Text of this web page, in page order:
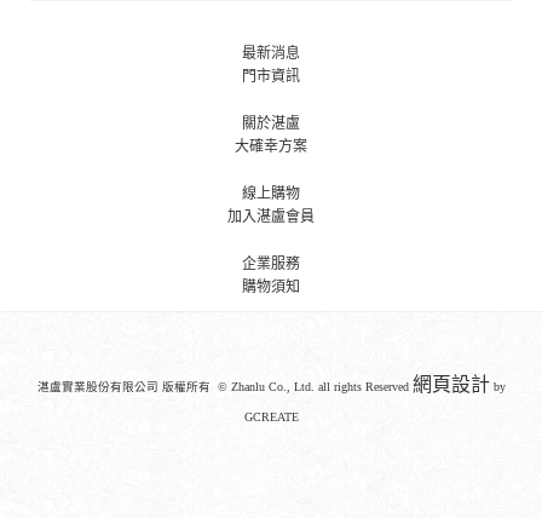
最新消息
門市資訊
關於湛盧
大確幸方案
線上購物
加入湛盧會員
企業服務
購物須知
湛盧實業股份有限公司 版權所有 © Zhanlu Co., Ltd. all rights Reserved 網頁設計 by
GCREATE